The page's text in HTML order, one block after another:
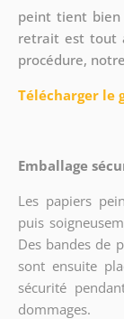
peint tient bien
retrait est tout
procédure,
Télécharger le
Emballage
Les papiers
puis
Des bandes de
sont ensuite
sécurité
dommages.